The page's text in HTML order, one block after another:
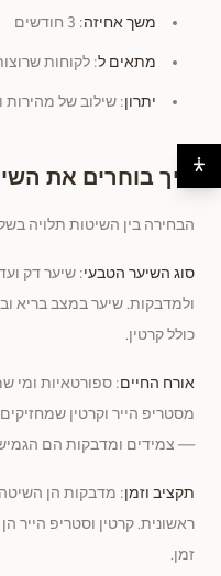
משך אחיזה: 3 חודשים
מתאים ל: לקוחות
יתרון: שילוב של מהירות
איך בוחרים את
הבחירה בין השיטות תלויה
סוג השיער הטבעי: שיער דק
ולמדבקות. שיער במצב בריא
כולל קרטין.
אורח החיים: ספורטאיות ומי
מסטריפ הייר וקרטין
— צמידים ומדבקות הם
תקציב וזמן: מדבקות הן
ראשונית. קרטין וסטריפ הייר
זמן.